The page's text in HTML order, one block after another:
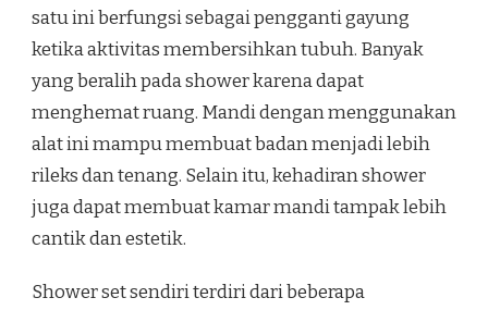
satu ini berfungsi sebagai pengganti gayung
ketika aktivitas membersihkan tubuh. Banyak
yang beralih pada shower karena dapat
menghemat ruang. Mandi dengan menggunakan
alat ini mampu membuat badan menjadi lebih
rileks dan tenang. Selain itu, kehadiran shower
juga dapat membuat kamar mandi tampak lebih
cantik dan estetik.
Shower set sendiri terdiri dari beberapa